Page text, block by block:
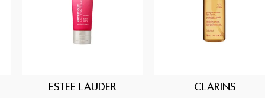
ESTEE LAUDER CLARINS